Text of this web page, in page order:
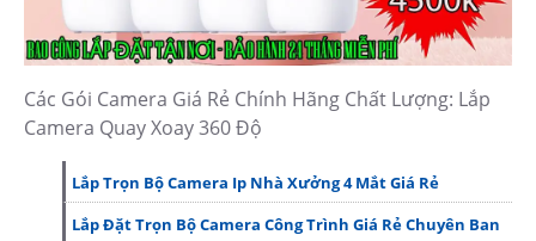
Các Gói Camera Giá Rẻ Chính Hãng Chất Lượng: Lắp
Camera Quay Xoay 360 Độ
Lắp Trọn Bộ Camera Ip Nhà Xưởng 4 Mắt Giá Rẻ
Lắp Đặt Trọn Bộ Camera Công Trình Giá Rẻ Chuyên Ban